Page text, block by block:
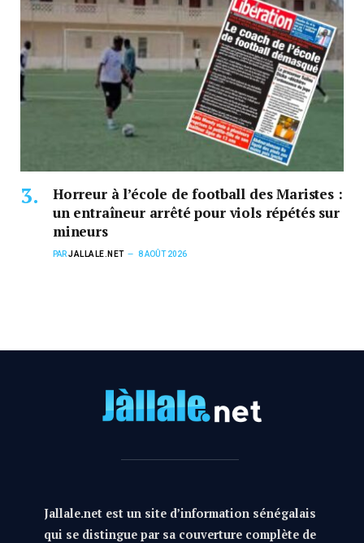
Horreur à l’école de football des Maristes :
un entraîneur arrêté pour viols répétés sur
mineurs
PARJALLALE.NET 8 AOÛT 2026
Jallale.net est un site d’information sénégalais
qui se distingue par sa couverture complète de